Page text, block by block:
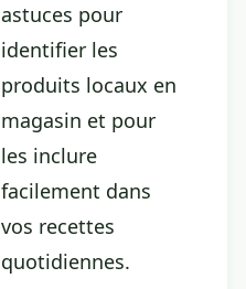
astuces pour
identifier les
produits locaux en
magasin et pour
les inclure
facilement dans
vos recettes
quotidiennes.